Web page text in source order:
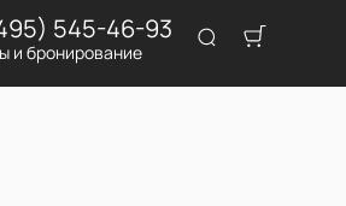
545-46-93
и бронирование